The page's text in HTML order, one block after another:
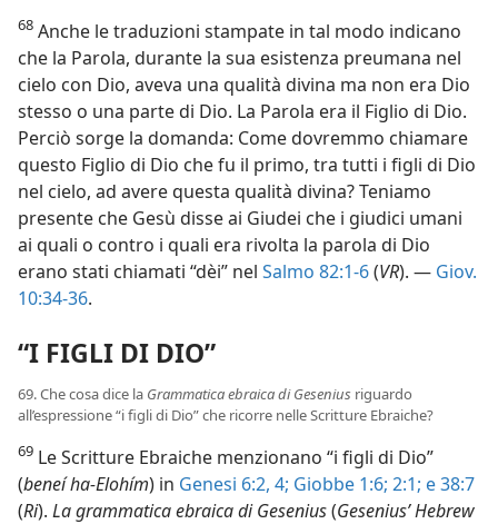
68 Anche le traduzioni stampate in tal modo indicano
che la Parola, durante la sua esistenza preumana nel
cielo con Dio, aveva una qualità divina ma non era Dio
stesso o una parte di Dio. La Parola era il Figlio di Dio.
Perciò sorge la domanda: Come dovremmo chiamare
questo Figlio di Dio che fu il primo, tra tutti i figli di Dio
nel cielo, ad avere questa qualità divina? Teniamo
presente che Gesù disse ai Giudei che i giudici umani
ai quali o contro i quali era rivolta la parola di Dio
erano stati chiamati “dèi” nel Salmo 82:1-6(VR). — Giov.
10:34-36.
“I FIGLI DI DIO”
69. Che cosa dice la Grammatica ebraica di Gesenius riguardo
all’espressione “i figli di Dio” che ricorre nelle Scritture Ebraiche?
69 Le Scritture Ebraiche menzionano “i figli di Dio”
(beneí ha-Elohím) in Genesi 6:2, 4; Giobbe 1:6; 2:1; e 38:7
(Ri). La grammatica ebraica di Gesenius(Gesenius’ Hebrew